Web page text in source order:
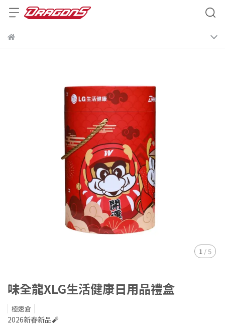
1 /5
味全龍XLG生活健康日用品禮盒
極速倉
2026新春新品🧨